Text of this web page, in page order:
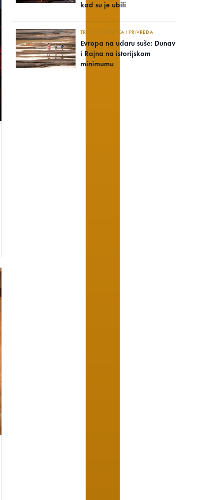
kad su je ubili
TRPE ENERGETIKA I PRIVREDA
Evropa na udaru suše: Dunav
i Rajna na istorijskom
minimumu